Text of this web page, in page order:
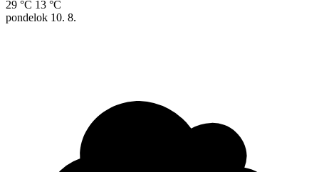
29 °C 13 °C
pondelok 10. 8.